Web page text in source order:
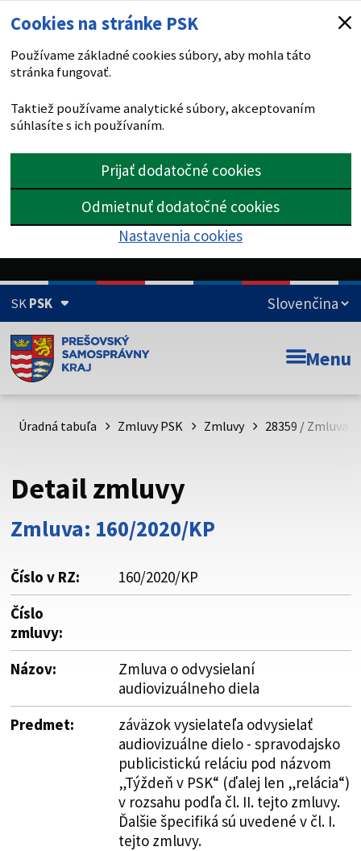
Cookies na stránke PSK
Používame základné cookies súbory, aby mohla táto
stránka fungovať.
Taktiež používame analytické súbory, akceptovaním
súhlasíte s ich používaním.
Prijať dodatočné cookies
Odmietnuť dodatočné cookies
Nastavenia cookies
SKPSK
Doména psk.sk je oficiálna
Toto je oficiálna webová stránka Prešovského
psk.sk.
Buďte pozorní a vždy sa uistite, že zdieľate informácie iba
cez zabezpečenú webovú stránku. Zabezpečená stránka
vždy začína https:// pred názvom domény webového sídla.
Menu
Úradná tabuľa Zmluvy PSK Zmluvy 28359 / Zmluva
Detail zmluvy
Zmluva: 160/2020/KP
Číslo v RZ:
160/2020/KP
Číslo
zmluvy:
Názov:
Zmluva o odvysielaní
audiovizuálneho diela
Predmet:
záväzok vysielateľa odvysielať
audiovizuálne dielo - spravodajsko
publicistickú reláciu pod názvom
„Týždeň v PSK“ (ďalej len „relácia“)
v rozsahu podľa čl. II. tejto zmluvy.
Ďalšie špecifiká sú uvedené v čl. I.
tejto zmluvy.